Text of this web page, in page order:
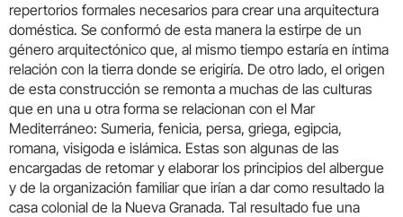
repertorios formales necesarios para crear una arquitectura
doméstica. Se conformó de esta manera la estirpe de un
género arquitectónico que, al mismo tiempo estaría en íntima
relación con la tierra donde se erigiría. De otro lado, el origen
de esta construcción se remonta a muchas de las culturas
que en una u otra forma se relacionan con el Mar
Mediterráneo: Sumeria, fenicia, persa, griega, egipcia,
romana, visigoda e islámica. Estas son algunas de las
encargadas de retomar y elaborar los principios del albergue
y de la organización familiar que irían a dar como resultado la
casa colonial de la Nueva Granada. Tal resultado fue una